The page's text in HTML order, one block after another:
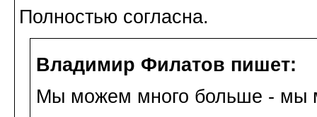
Полностью согласна.
Владимир Филатов пишет:
Мы можем много больше - мы